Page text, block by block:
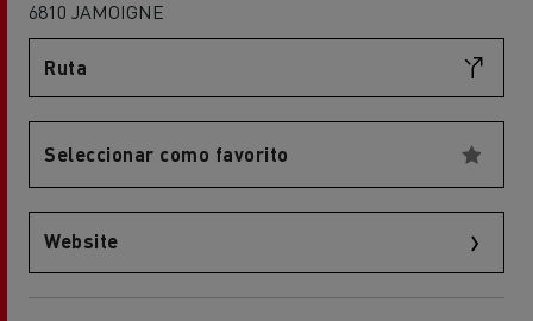
6810 JAMOIGNE
Ruta
Seleccionar como favorito
Website